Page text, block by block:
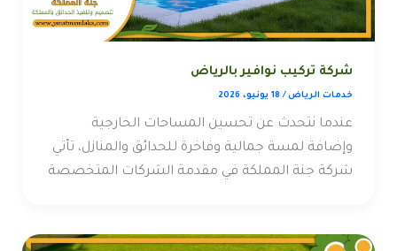
شركة تركيب نوافير بالرياض
خدمات الرياض/ 18 يونيو، 2026
عندما نتحدث عن تحسين المساحات الخارجية
وإضافة لمسة جمالية وفاخرة للحدائق والمنازل، تأتي
شركة جنة المملكة في مقدمة الشركات المتخصصة